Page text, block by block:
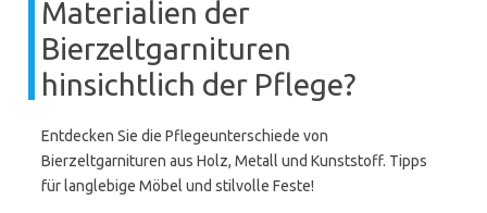
Materialien der
Bierzeltgarnituren
hinsichtlich der Pflege?
Entdecken Sie die Pflegeunterschiede von
Bierzeltgarnituren aus Holz, Metall und Kunststoff. Tipps
für langlebige Möbel und stilvolle Feste!